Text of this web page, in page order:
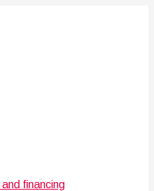
financing